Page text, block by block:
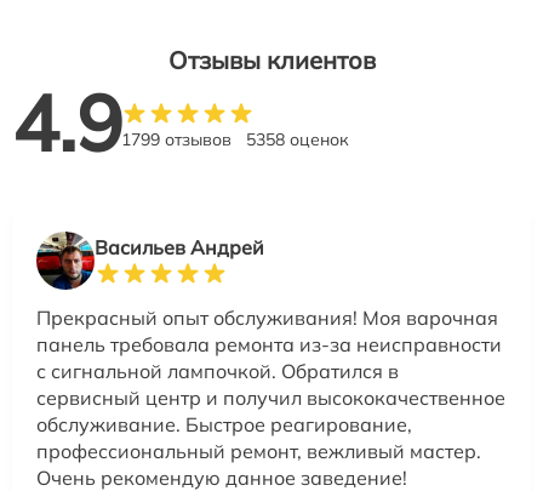
Отзывы клиентов
4.91799 отзывов 5358 оценок
Васильев Андрей
Прекрасный опыт обслуживания! Моя варочная
панель требовала ремонта из-за неисправности
с сигнальной лампочкой. Обратился в
сервисный центр и получил высококачественное
обслуживание. Быстрое реагирование,
профессиональный ремонт, вежливый мастер.
Очень рекомендую данное заведение!